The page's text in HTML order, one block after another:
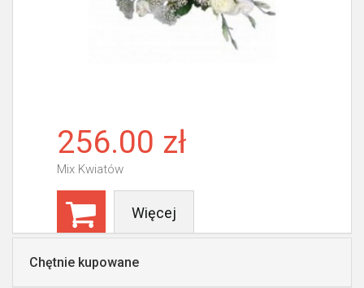
256.00 zł
Mix Kwiatów
Więcej
Chętnie kupowane